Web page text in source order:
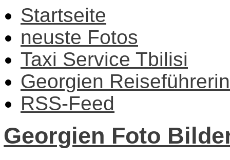
Startseite
neuste Fotos
Taxi Service Tbilisi
Georgien Reiseführerin
RSS-Feed
Georgien Foto